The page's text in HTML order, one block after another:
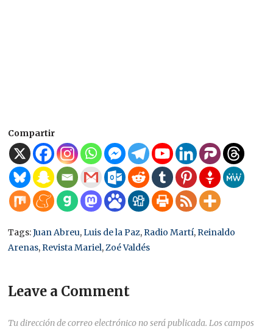
Compartir
Tags:Juan Abreu,Luis de la Paz, Radio Martí, Reinaldo
Arenas, Revista Mariel, Zoé Valdés
Leave a Comment
Tu dirección de correo electrónico no será publicada. Los campos